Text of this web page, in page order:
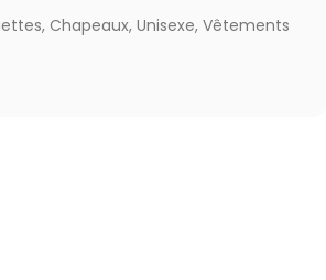
, Chapeaux, Unisexe, Vêtements